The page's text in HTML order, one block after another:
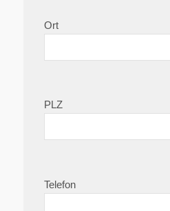
Ort
PLZ
Telefon